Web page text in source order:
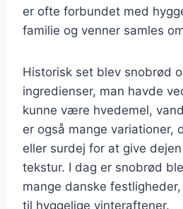
er ofte forbundet med
familie og venner samles
Historisk set blev snobrød
ingredienser, man havde
kunne være hvedemel,
er også mange variationer,
eller surdej for at give
tekstur. I dag er snobrød
mange danske
til hyggelige vinteraftener.